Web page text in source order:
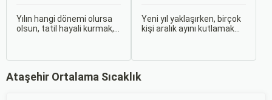
İpuçları
Yılın hangi dönemi olursa
olsun, tatil hayali kurmak,
anda bavulları toplayıp yola
Yeni yıl yaklaşırken, birçok
kişi aralık ayını kutlamak
Ataşehir Ortalama Sıcaklık